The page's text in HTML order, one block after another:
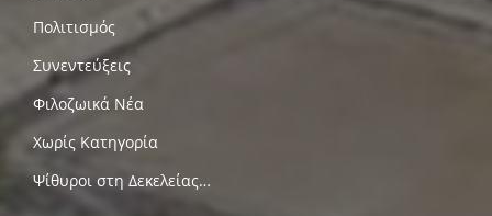
Πολιτισμός
Συνεντεύξεις
Φιλοζωικά Νέα
Χωρίς Κατηγορία
Ψίθυροι στη Δεκελείας…